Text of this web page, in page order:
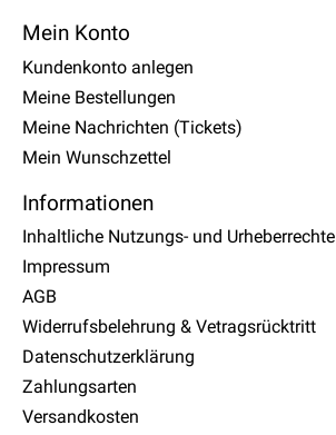
Mein Konto
Kundenkonto anlegen
Meine Bestellungen
Meine Nachrichten (Tickets)
Mein Wunschzettel
Informationen
Inhaltliche Nutzungs- und Urheberrechte
Impressum
AGB
Widerrufsbelehrung & Vetragsrücktritt
Datenschutzerklärung
Zahlungsarten
Versandkosten